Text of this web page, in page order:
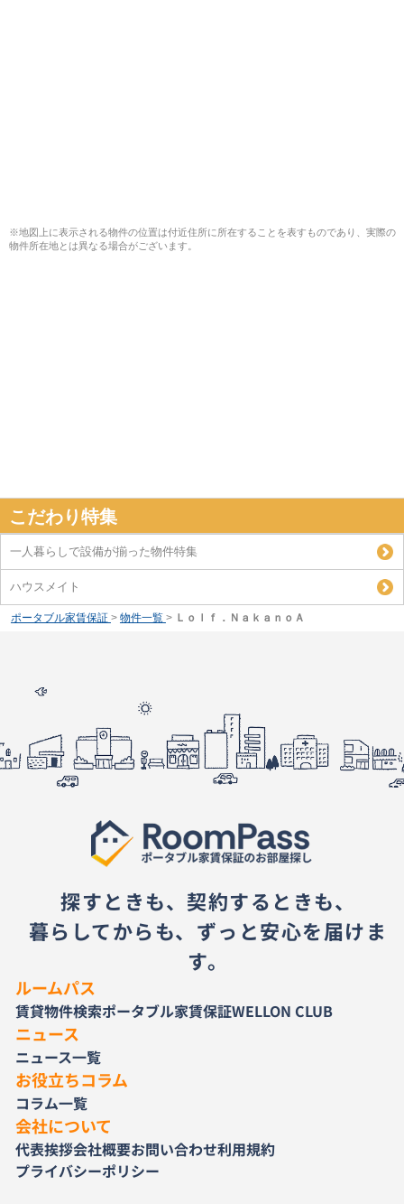
※地図上に表示される物件の位置は付近住所に所在することを表すものであり、実際の
物件所在地とは異なる場合がございます。
こだわり特集
一人暮らしで設備が揃った物件特集
ハウスメイト
ポータブル家賃保証 > 物件一覧 > Ｌｏｌｆ．ＮａｋａｎｏＡ
探すときも、契約するときも、
暮らしてからも、ずっと安心を届けま
す。
ルームパス
賃貸物件検索ポータブル家賃保証WELLON CLUB
ニュース
ニュース一覧
お役立ちコラム
コラム一覧
会社について
代表挨拶会社概要お問い合わせ利用規約
プライバシーポリシー